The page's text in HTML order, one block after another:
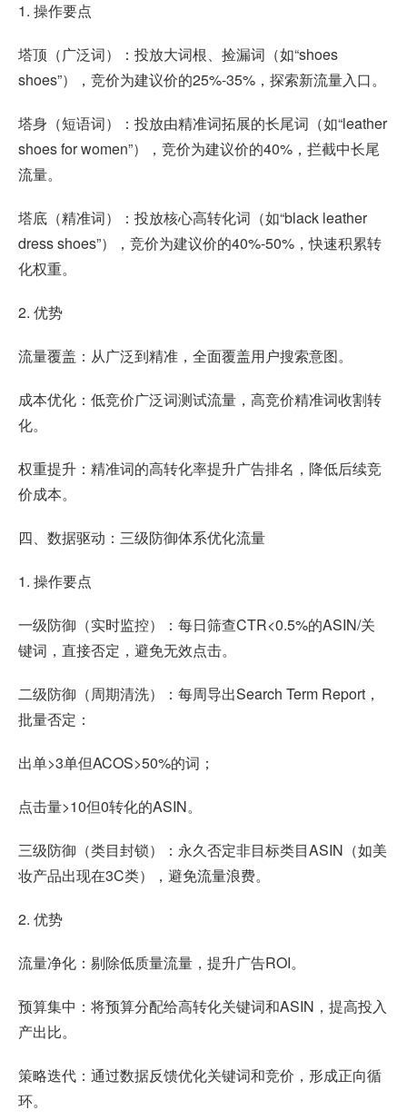
1. 操作要点
塔顶（广泛词）：投放大词根、捡漏词（如“shoes
shoes”），竞价为建议价的25%-35%，探索新流量入口。
塔身（短语词）：投放由精准词拓展的长尾词（如“leather
shoes for women”），竞价为建议价的40%，拦截中长尾
流量。
塔底（精准词）：投放核心高转化词（如“black leather
dress shoes”），竞价为建议价的40%-50%，快速积累转
化权重。
2. 优势
流量覆盖：从广泛到精准，全面覆盖用户搜索意图。
成本优化：低竞价广泛词测试流量，高竞价精准词收割转
化。
权重提升：精准词的高转化率提升广告排名，降低后续竞
价成本。
四、数据驱动：三级防御体系优化流量
1. 操作要点
一级防御（实时监控）：每日筛查CTR<0.5%的ASIN/关
键词，直接否定，避免无效点击。
二级防御（周期清洗）：每周导出Search Term Report，
批量否定：
出单>3单但ACOS>50%的词；
点击量>10但0转化的ASIN。
三级防御（类目封锁）：永久否定非目标类目ASIN（如美
妆产品出现在3C类），避免流量浪费。
2. 优势
流量净化：剔除低质量流量，提升广告ROI。
预算集中：将预算分配给高转化关键词和ASIN，提高投入
产出比。
策略迭代：通过数据反馈优化关键词和竞价，形成正向循
环。